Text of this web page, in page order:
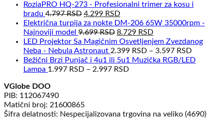
RoziaPRO HQ-273 - Profesionalni trimer za kosu i
bradu 4.797RSD Originalna
cena
je
bila:
4.797 RSD.
4.299 RSDTrenutna
cena
je:
4.299 RSD.
Električna turpija za nokte DM-206 65W 35000rpm -
Najnoviji model 9.699RSD Originalna
cena
je
bila:
9.699 RSD.
8.729 RSDTrenutna
cena
je:
8.729 RSD.
LED Projektor Sa Magičnim Osvetljenjem Zvezdanog
Neba - Nebula Astronaut 2.399 RSD – 3.597 RSD
Bežični Brzi Punjač i 4u1 ili 5u1 Muzička RGB/LED
Lampa 1.997 RSD – 2.997 RSD
VGlobe DOO
PIB: 112067490
Matični broj: 21600865
Šifra delatnosti: Nespecijalizovana trgovina na veliko (4690)